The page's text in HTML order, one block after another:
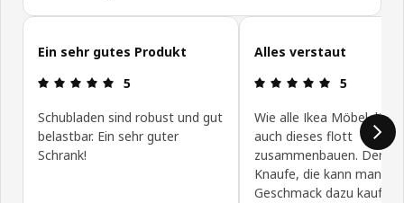
Kundenbewertungen überspringen
Ein sehr gutes Produkt
Bewertung: 5 von 5 Sterne
5
Schubladen sind robust und gut
belastbar. Ein sehr guter
Schrank!
Alles verstaut
5
Wie alle Ikea Möbel,
auch dieses flott
zusammenbauen. Denkt
Knaufe, die kann man
Geschmack dazu kaufen.